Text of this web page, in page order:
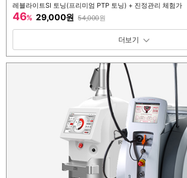
레블라이트SI 토닝(프리미엄 PTP 토닝) + 진정관리 체험가
46% 29,000원 54,000원
패키지 보기 토글